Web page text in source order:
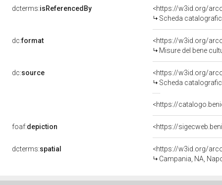
dcterms:isReferencedBy
<https://w3id.org/
Scheda
dc:format
<https://w3id.org/
Misure del bene
dc:source
<https://w3id.org/
Scheda
<https://
foaf:depiction <https://
dcterms:spatial
<https://w3id.org/
Campania, NA,